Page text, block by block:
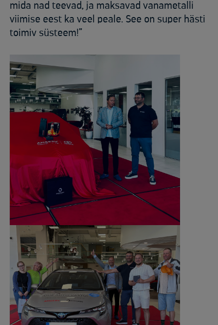
mida nad teevad, ja maksavad vanametalli
viimise eest ka veel peale. See on super hästi
toimiv süsteem!”